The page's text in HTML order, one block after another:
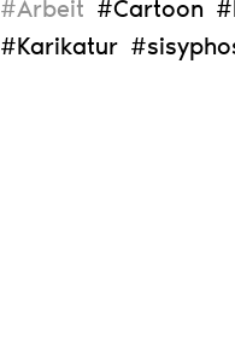
#Arbeit #Cartoon
#Karikatur